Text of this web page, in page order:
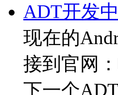
ADT开发
现在的
接到官网
下一个